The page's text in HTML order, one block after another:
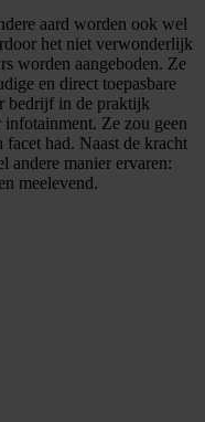
aard worden ook wel
het niet verwonderlijk
worden aangeboden. Ze
en direct toepasbare
bedrijf in de praktijk
Ze zou geen
had. Naast de kracht
andere manier ervaren:
meelevend.